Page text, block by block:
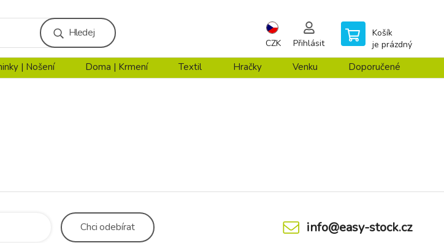
Hledej
CZK Přihlásit
Košík
je prázdný
| Nošení Doma | Krmení Textil Hračky Venku Doporučené
Chciodebírat info@easy-stock.cz